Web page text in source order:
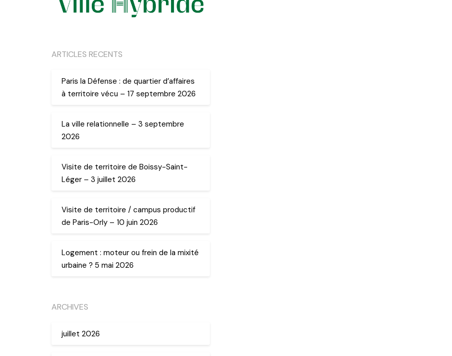
ARTICLES RECENTS
Paris la Défense : de quartier d’affaires
à territoire vécu – 17 septembre 2026
La ville relationnelle – 3 septembre
2026
Visite de territoire de Boissy-Saint-
Léger – 3 juillet 2026
Visite de territoire / campus productif
de Paris-Orly – 10 juin 2026
Logement : moteur ou frein de la mixité
urbaine ? 5 mai 2026
ARCHIVES
juillet 2026